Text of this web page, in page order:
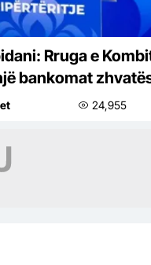
Rruga e
bankomat
Të nisin
24,955